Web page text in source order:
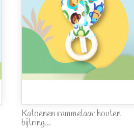
Katoenen rammelaar houten
bijtring...